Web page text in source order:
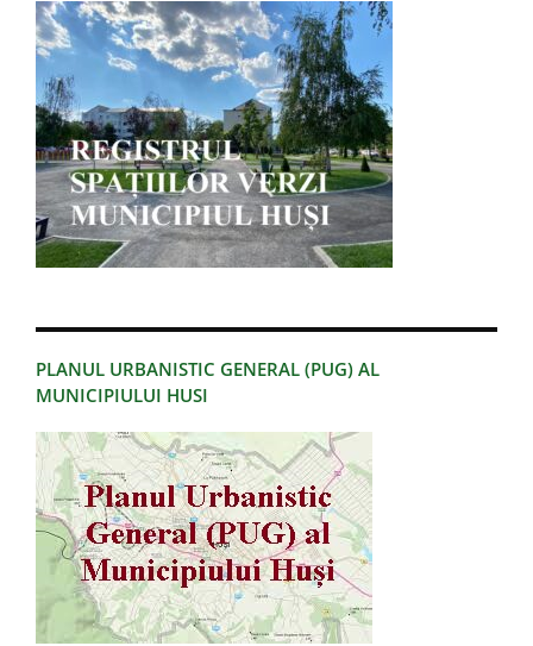
PLANUL URBANISTIC GENERAL (PUG) AL
MUNICIPIULUI HUSI